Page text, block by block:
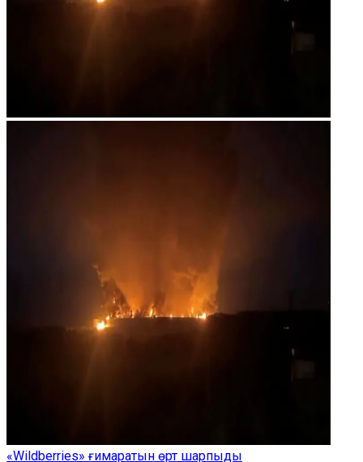
«Wildberries» ғимаратын өрт шарпыды